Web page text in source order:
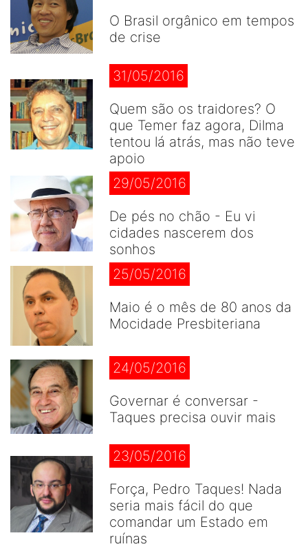
O Brasil orgânico em tempos
de crise
31/05/2016
Quem são os traidores? O
que Temer faz agora, Dilma
tentou lá atrás, mas não teve
apoio
29/05/2016
De pés no chão - Eu vi
cidades nascerem dos
sonhos
25/05/2016
Maio é o mês de 80 anos da
Mocidade Presbiteriana
24/05/2016
Governar é conversar -
Taques precisa ouvir mais
23/05/2016
Força, Pedro Taques! Nada
seria mais fácil do que
comandar um Estado em
ruínas